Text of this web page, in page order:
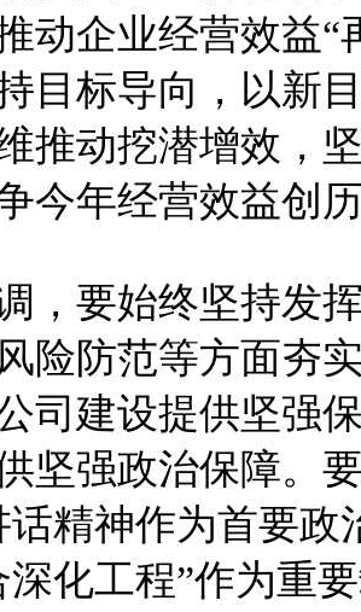
动企业经营效益
目标导向，以新
推动挖潜增效，
今年经营效益创
，要始终坚持发
险防范等方面夯
司建设提供坚强
坚强政治保障。
话精神作为首要
深化工程”作为重